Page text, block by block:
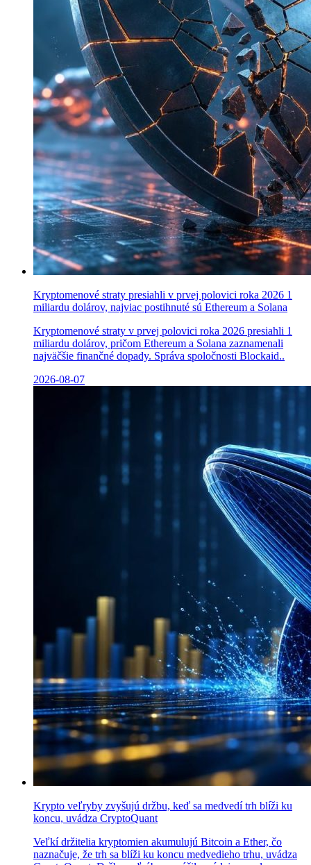
Kryptomenové straty presiahli v prvej polovici roka 2026 1
miliardu dolárov, najviac postihnuté sú Ethereum a Solana
Kryptomenové straty v prvej polovici roka 2026 presiahli 1
miliardu dolárov, pričom Ethereum a Solana zaznamenali
najväčšie finančné dopady. Správa spoločnosti Blockaid..
2026-08-07
Krypto veľryby zvyšujú držbu, keď sa medvedí trh blíži ku
koncu, uvádza CryptoQuant
Veľkí držitelia kryptomien akumulujú Bitcoin a Ether, čo
naznačuje, že trh sa blíži ku koncu medvedieho trhu, uvádza